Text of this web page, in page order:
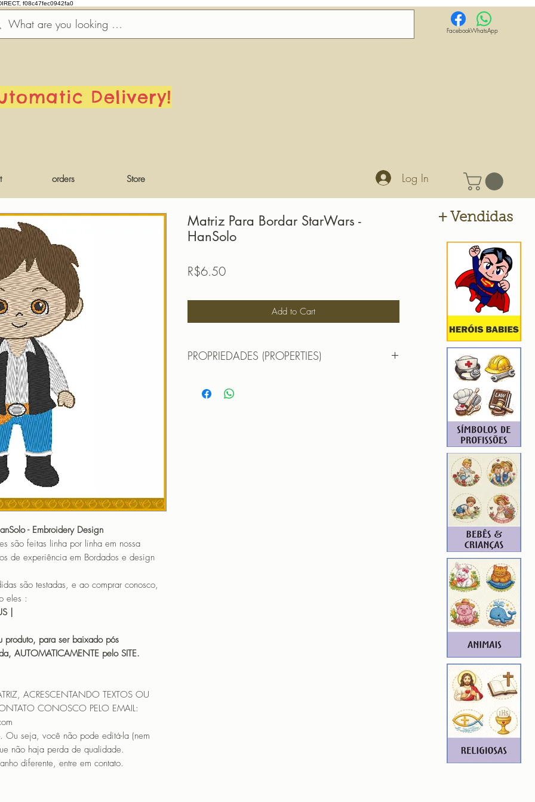
f08c47fec0942fa0
Delivery!
FacebookWhatsApp
orders Store Log In
- Embroidery Design
feitas linha por linha em nossa
de experiência em Bordados e design
testadas, e ao comprar conosco,
eles :
|
produto, para ser baixado pós
AUTOMATICAMENTE pelo SITE.
ACRESCENTANDO TEXTOS OU
CONOSCO PELO EMAIL:
seja, você não pode editá-la (nem
não haja perda de qualidade.
diferente, entre em contato.
Matriz Para Bordar StarWars -
HanSolo
R$6.50Price
Add to Cart
PROPRIEDADES (PROPERTIES)
PONTOS (STITCHES): 8977
+ Vendidas